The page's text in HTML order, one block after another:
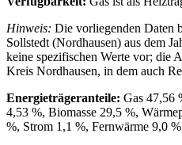
Hinweis: Die vorliegenden Daten
Sollstedt (Nordhausen) aus dem
keine spezifischen Werte vor; die
Kreis Nordhausen, in dem auch
Energieträgeranteile: Gas 47,56
4,53 %, Biomasse 29,5 %,
%, Strom 1,1 %, Fernwärme 9,0